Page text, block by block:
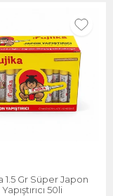
1.5 Gr Süper Japon
Yapıştırıcı 50li